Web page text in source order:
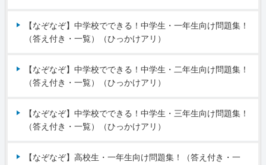
【なぞなぞ】中学校でできる！中学生・一年生向け問題集！
（答え付き・一覧）（ひっかけアリ）
【なぞなぞ】中学校でできる！中学生・二年生向け問題集！
（答え付き・一覧）（ひっかけアリ）
【なぞなぞ】中学校でできる！中学生・三年生向け問題集！
（答え付き・一覧）（ひっかけアリ）
【なぞなぞ】高校生・一年生向け問題集！（答え付き・一